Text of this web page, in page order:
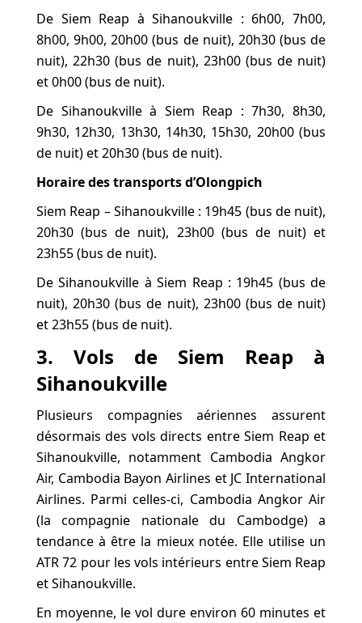
De Siem Reap à Sihanoukville : 6h00, 7h00,
8h00, 9h00, 20h00 (bus de nuit), 20h30 (bus de
nuit), 22h30 (bus de nuit), 23h00 (bus de nuit)
et 0h00 (bus de nuit).
De Sihanoukville à Siem Reap : 7h30, 8h30,
9h30, 12h30, 13h30, 14h30, 15h30, 20h00 (bus
de nuit) et 20h30 (bus de nuit).
Horaire des transports d’Olongpich
Siem Reap – Sihanoukville : 19h45 (bus de nuit),
20h30 (bus de nuit), 23h00 (bus de nuit) et
23h55 (bus de nuit).
De Sihanoukville à Siem Reap : 19h45 (bus de
nuit), 20h30 (bus de nuit), 23h00 (bus de nuit)
et 23h55 (bus de nuit).
3. Vols de Siem Reap à
Sihanoukville
Plusieurs compagnies aériennes assurent
désormais des vols directs entre Siem Reap et
Sihanoukville, notamment Cambodia Angkor
Air, Cambodia Bayon Airlines et JC International
Airlines. Parmi celles-ci, Cambodia Angkor Air
(la compagnie nationale du Cambodge) a
tendance à être la mieux notée. Elle utilise un
ATR 72 pour les vols intérieurs entre Siem Reap
et Sihanoukville.
En moyenne, le vol dure environ 60 minutes et